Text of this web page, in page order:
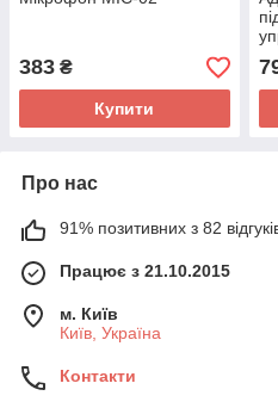
383 ₴
Купити
Про нас
91% позитивних з 82
Працює з 21.10.2015
м. Київ
Київ, Україна
Контакти